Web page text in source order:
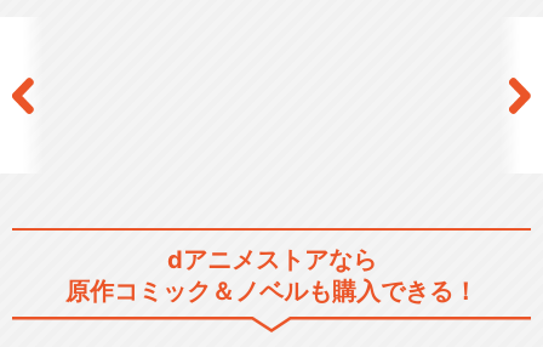
dアニメストアなら
原作コミック＆ノベルも購入できる！